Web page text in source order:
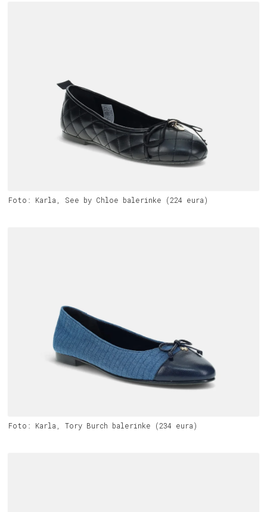
Foto: Karla, See by Chloe balerinke (224 eura)
Foto: Karla, Tory Burch balerinke (234 eura)